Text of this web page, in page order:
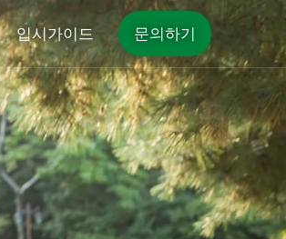
입시가이드 문의하기